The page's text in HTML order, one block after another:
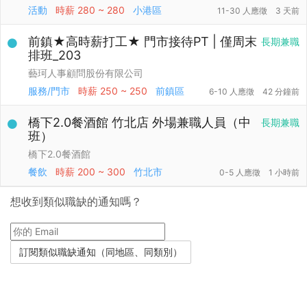
活動
時薪 280 ~ 280 小港區 11-30 人應徵 3 天前
長期兼職
前鎮★高時薪打工★ 門市接待PT | 僅周末
排班_203
藝珂人事顧問股份有限公司
服務/門市
時薪 250 ~ 250 前鎮區 6-10 人應徵 42 分鐘前
長期兼職
橋下2.0餐酒館 竹北店 外場兼職人員（中
班）
橋下2.0餐酒館
餐飲
時薪 200 ~ 300 竹北市 0-5 人應徵 1 小時前
想收到類似職缺的通知嗎？